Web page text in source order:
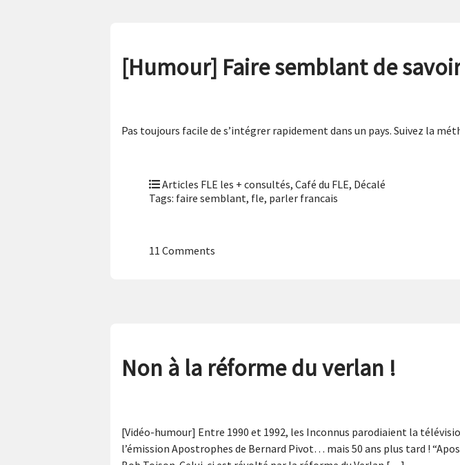
[Humour] Faire semblant de
Pas toujours facile de s’intégrer rapidement dans un pays. Suivez la
Articles FLE les + consultés, Café du FLE, Décalé
Tags: faire semblant, fle, parler francais
11 Comments
Non à la réforme du verlan !
[Vidéo-humour] Entre 1990 et 1992, les Inconnus parodiaient la
l’émission Apostrophes de Bernard Pivot… mais 50 ans plus tard !